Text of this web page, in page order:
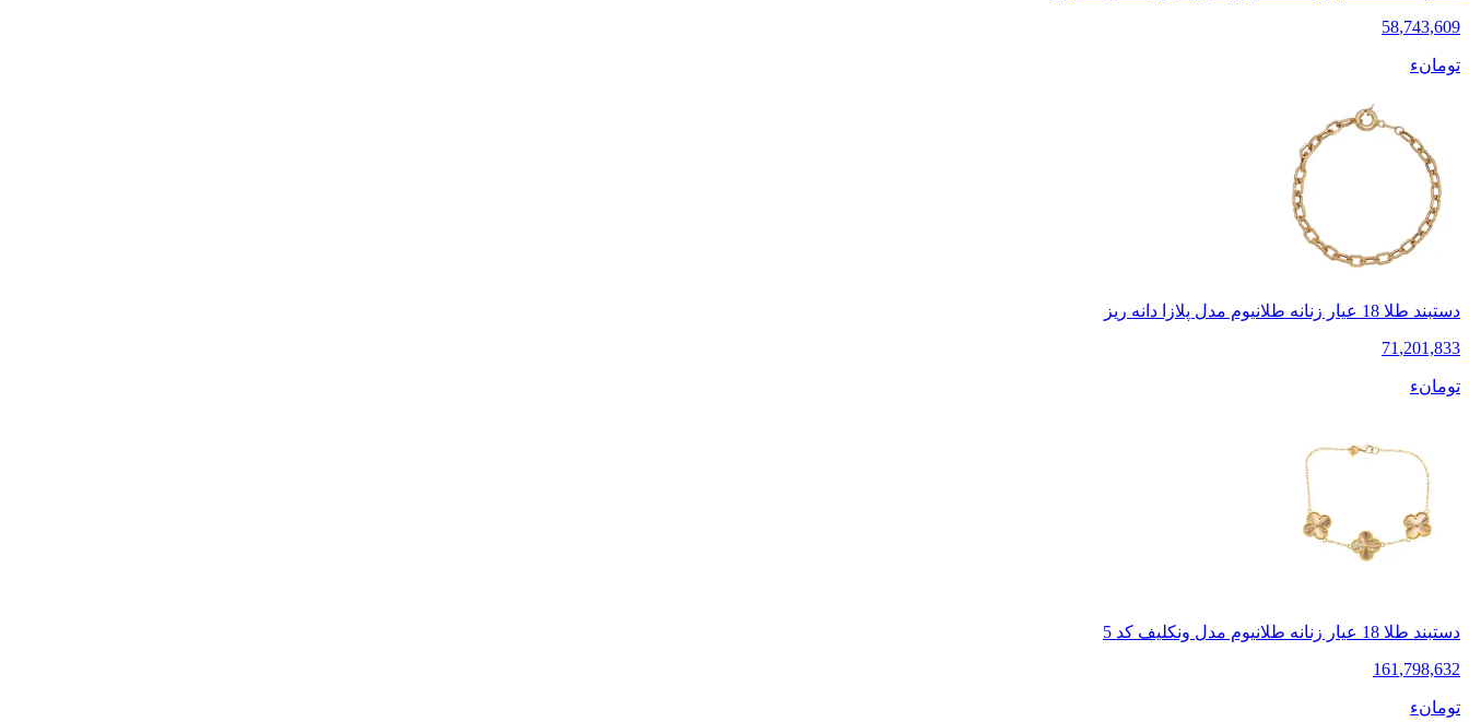
58,743,609
تومانء
دستبند طلا 18 عیار زنانه طلانیوم مدل پلازا دانه ریز
71 ,201,833
تومانء
دستبند طلا 18 عیار زنانه طلانیوم مدل ونکلیف کد 5
161 ,798,632
تومانء